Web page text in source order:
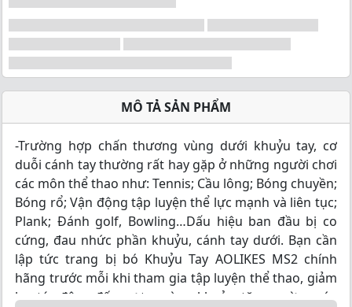
MÔ TẢ SẢN PHẨM
-Trường hợp chấn thương vùng dưới khuỷu tay, cơ
duỗi cánh tay thường rất hay gặp ở những người chơi
các môn thể thao như: Tennis; Cầu lông; Bóng chuyền;
Bóng rổ; Vận động tập luyện thể lực mạnh và liên tục;
Plank; Đánh golf, Bowling…Dấu hiệu ban đầu bị co
cứng, đau nhức phần khuỷu, cánh tay dưới. Bạn cần
lập tức trang bị bó Khuỷu Tay AOLIKES MS2 chính
hãng trước mỗi khi tham gia tập luyện thể thao, giảm
lực tác động đến cơ tay vùng khuỷu, tăng cường sức